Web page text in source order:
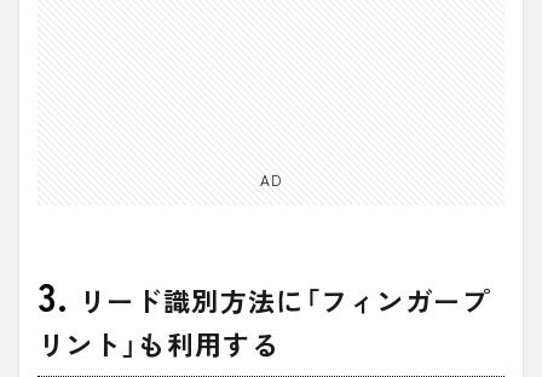
AD
3. リード識別方法に「フィンガープ
リント」も利用する